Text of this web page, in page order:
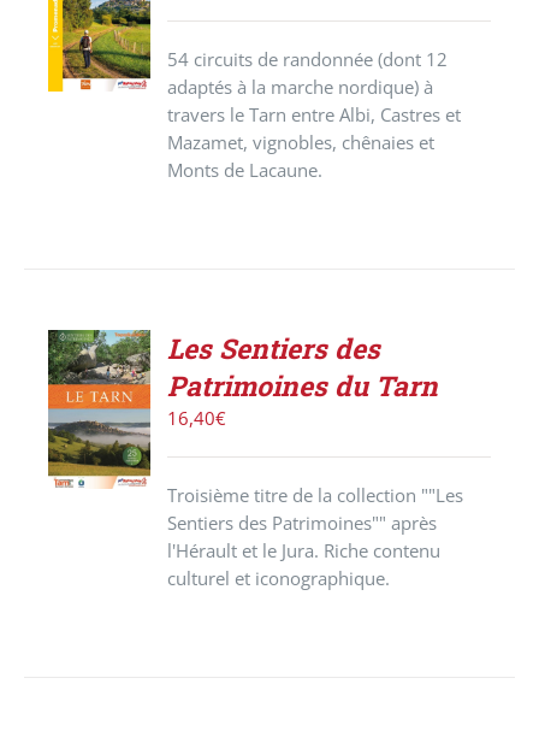
PANIER
/
DÉTAILS
54 circuits de randonnée (dont 12
adaptés à la marche nordique) à
travers le Tarn entre Albi, Castres et
Mazamet, vignobles, chênaies et
Monts de Lacaune.
ACHETER
LE
PRODUIT
/
DÉTAILS
Les Sentiers des
Patrimoines du Tarn
16,40€
Troisième titre de la collection ""Les
Sentiers des Patrimoines"" après
l'Hérault et le Jura. Riche contenu
culturel et iconographique.